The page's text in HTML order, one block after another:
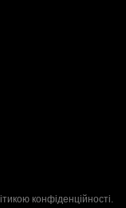
конфіденційності.